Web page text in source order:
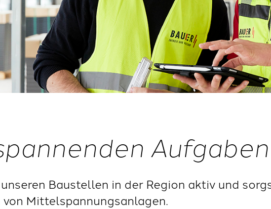
Baustellen in der Region aktiv und
Mittelspannungsanlagen.